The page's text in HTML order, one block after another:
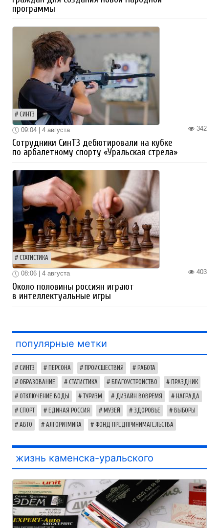
программы
СИНТЗ
342
09:04 | 4 августа
Сотрудники СинТЗ дебютировали на кубке
по арбалетному спорту «Уральская стрела»
СТАТИСТИКА
403
08:06 | 4 августа
Около половины россиян играют
в интеллектуальные игры
популярные метки
СИНТЗ ПЕРСОНА ПРОИСШЕСТВИЯ РАБОТА
ОБРАЗОВАНИЕ СТАТИСТИКА БЛАГОУСТРОЙСТВО ПРАЗДНИК
ОТКЛЮЧЕНИЕ ВОДЫ ТУРИЗМ ДИЗАЙН ВОВРЕМЯ НАГРАДА
СПОРТ ЕДИНАЯ РОССИЯ МУЗЕЙ ЗДОРОВЬЕ ВЫБОРЫ
АВТО АЛГОРИТМИКА ФОНД ПРЕДПРИНИМАТЕЛЬСТВА
жизнь каменска-уральского